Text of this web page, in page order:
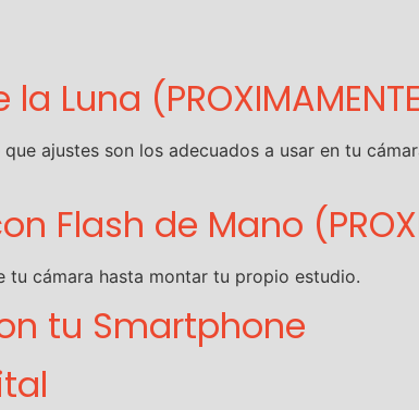
Luna
ajustes son los adecuados a usar en tu
Flash de Mano
tu cámara hasta montar tu propio estudio.
tu Smartphone